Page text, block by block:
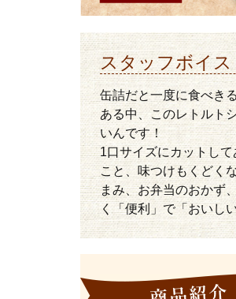
スタッフボイス
缶詰だと一度に食べき
ある中、このレトルト
いんです！
1口サイズにカットし
こと、味つけもくどく
まみ、お弁当のおかず
く「便利」で「おいし